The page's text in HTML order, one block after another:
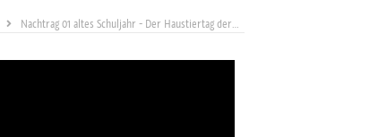
Nachtrag 01 altes Schuljahr - Der Haustiertag der Klasse 5a …